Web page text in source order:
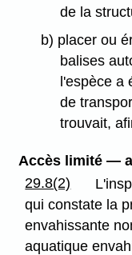
de la
b) placer ou
balises
l'espèce a
de
trouvait,
Accès limité —
29.8(2)
qui constate la
envahissante
aquatique